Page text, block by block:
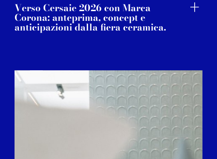
Verso Cersaie 2026 con Marca
Corona: anteprima, concept e
anticipazioni dalla fiera ceramica.